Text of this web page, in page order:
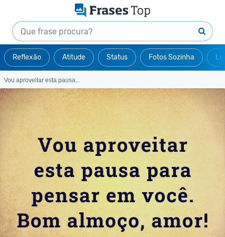
Reflexão Atitude Status Fotos Sozinha
Vou aproveitar esta pausa...